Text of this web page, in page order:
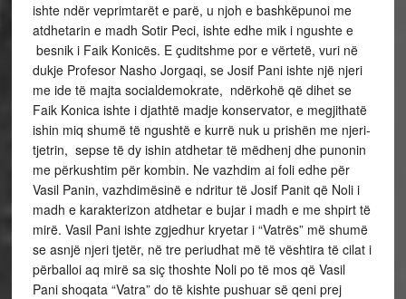
ishte ndër veprimtarët e parë, u njoh e bashkëpunoi me
atdhetarin e madh Sotir Peci, ishte edhe mik i ngushte e
besnik i Faik Konicës. E çuditshme por e vërtetë, vuri në
dukje Profesor Nasho Jorgaqi, se Josif Pani ishte një njeri
me ide të majta socialdemokrate, ndërkohë që dihet se
Faik Konica ishte i djathtë madje konservator, e megjithatë
ishin miq shumë të ngushtë e kurrë nuk u prishën me njeri-
tjetrin, sepse të dy ishin atdhetar të mëdhenj dhe punonin
me përkushtim për kombin. Ne vazhdim ai foli edhe për
Vasil Panin, vazhdimësinë e ndritur të Josif Panit që Noli i
madh e karakterizon atdhetar e bujar i madh e me shpirt të
mirë. Vasil Pani ishte zgjedhur kryetar i “Vatrës” më shumë
se asnjë njeri tjetër, në tre periudhat më të vështira të cilat i
përballoi aq mirë sa siç thoshte Noli po të mos që Vasil
Pani shoqata “Vatra” do të kishte pushuar së qeni prej